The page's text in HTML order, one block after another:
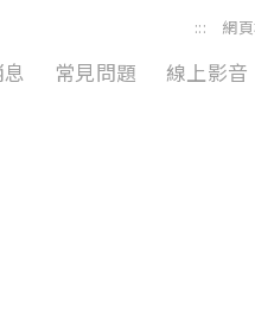
::: 網
常見問題 線上影音